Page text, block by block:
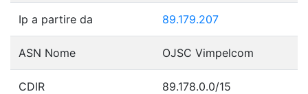
Ip a partire da 89.179.207
ASN Nome OJSC Vimpelcom
CDIR 89.178.0.0/15